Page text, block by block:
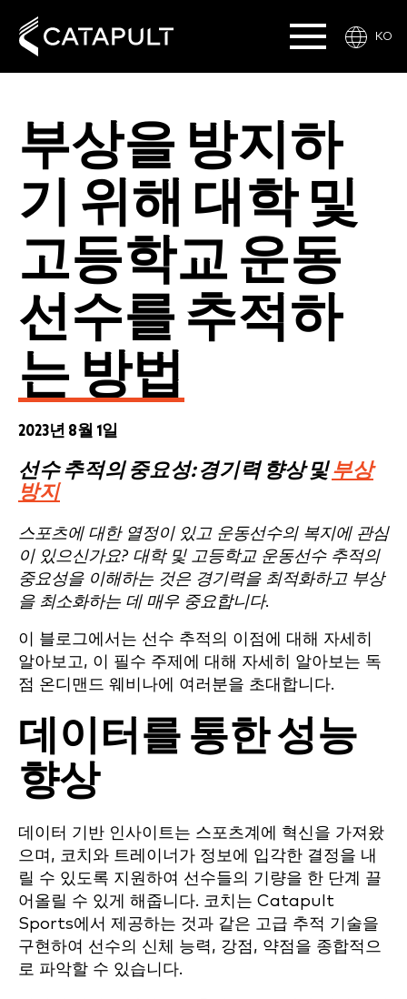
KO
부상을 방지하
기 위해 대학 및
고등학교 운동
선수를 추적하
는 방법
2023년 8월 1일
선수 추적의 중요성: 경기력 향상 및부상
방지
스포츠에 대한 열정이 있고 운동선수의 복지에 관심
이 있으신가요? 대학 및 고등학교 운동선수 추적의
중요성을 이해하는 것은 경기력을 최적화하고 부상
을 최소화하는 데 매우 중요합니다.
이 블로그에서는 선수 추적의 이점에 대해 자세히
알아보고, 이 필수 주제에 대해 자세히 알아보는 독
점 온디맨드 웨비나에 여러분을 초대합니다.
데이터를 통한 성능
향상
데이터 기반 인사이트는 스포츠계에 혁신을 가져왔
으며, 코치와 트레이너가 정보에 입각한 결정을 내
릴 수 있도록 지원하여 선수들의 기량을 한 단계 끌
어올릴 수 있게 해줍니다. 코치는 Catapult
Sports에서 제공하는 것과 같은 고급 추적 기술을
구현하여 선수의 신체 능력, 강점, 약점을 종합적으
로 파악할 수 있습니다.